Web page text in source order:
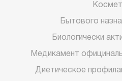
Бытового
Биологически
Медикамент
Диетическое